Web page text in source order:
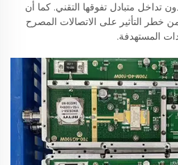
تداخل متبادل تفوقها التقني. كما أن
خطر التأثير على الاتصالات المصرح
المستهدفة.